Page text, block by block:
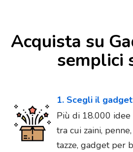
Acquista su
semplici
1. Scegli il
Più di 18.000
tra cui zaini,
tazze, gadget per